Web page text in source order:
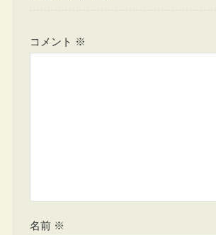
コメント ※
名前 ※